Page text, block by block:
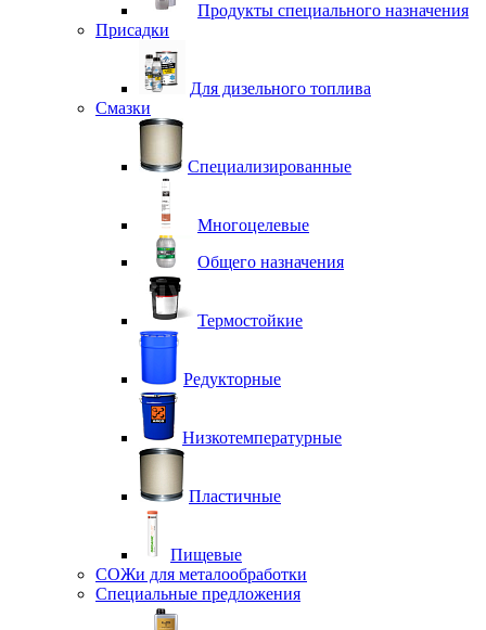
Продукты специального назначения
Присадки
Для дизельного топлива
Смазки
Специализированные
Многоцелевые
Общего назначения
Термостойкие
Редукторные
Низкотемпературные
Пластичные
Пищевые
СОЖи для металообработки
Специальные предложения